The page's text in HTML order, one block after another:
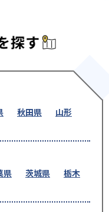
秋田県
山形
県 茨城県
栃木